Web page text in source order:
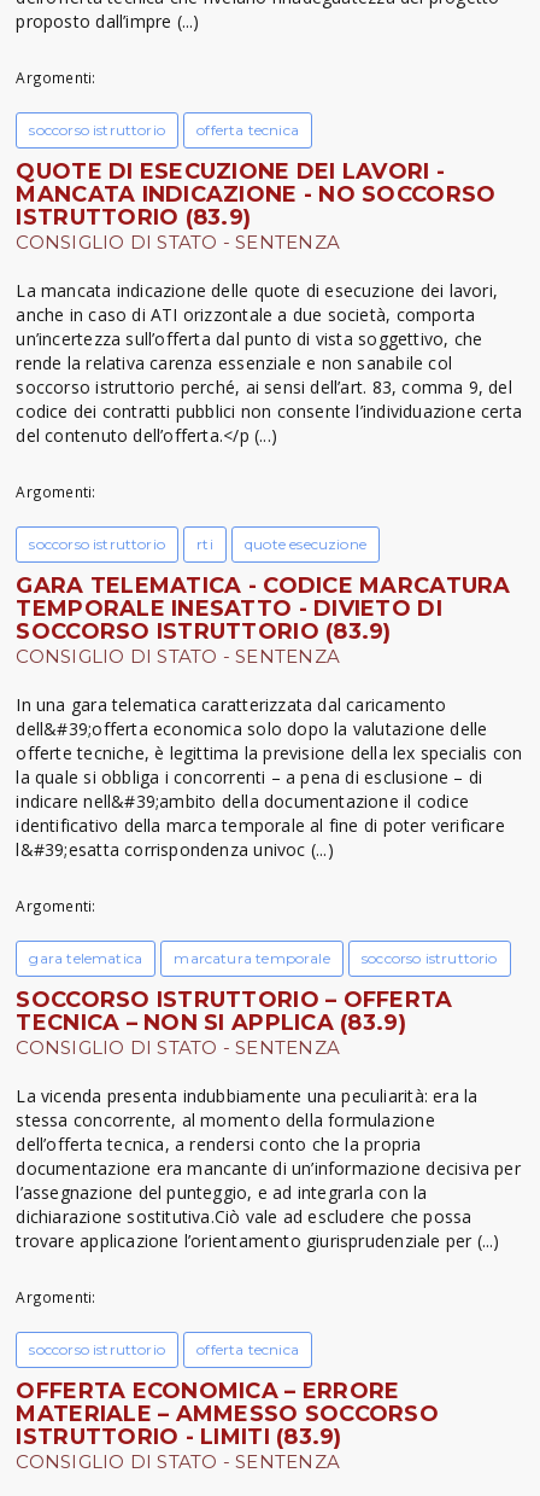
proposto dall’impre (...)
Argomenti:
soccorso istruttorio offerta tecnica
QUOTE DI ESECUZIONE DEI LAVORI -
MANCATA INDICAZIONE - NO SOCCORSO
ISTRUTTORIO (83.9)
CONSIGLIO DI STATO - SENTENZA
La mancata indicazione delle quote di esecuzione dei lavori,
anche in caso di ATI orizzontale a due società, comporta
un’incertezza sull’offerta dal punto di vista soggettivo, che
rende la relativa carenza essenziale e non sanabile col
soccorso istruttorio perché, ai sensi dell’art. 83, comma 9, del
codice dei contratti pubblici non consente l’individuazione certa
del contenuto dell’offerta.</p (...)
Argomenti:
soccorso istruttorio rti quote esecuzione
GARA TELEMATICA - CODICE MARCATURA
TEMPORALE INESATTO - DIVIETO DI
SOCCORSO ISTRUTTORIO (83.9)
CONSIGLIO DI STATO - SENTENZA
In una gara telematica caratterizzata dal caricamento
dell&#39;offerta economica solo dopo la valutazione delle
offerte tecniche, è legittima la previsione della lex specialis con
la quale si obbliga i concorrenti – a pena di esclusione – di
indicare nell&#39;ambito della documentazione il codice
identificativo della marca temporale al fine di poter verificare
l&#39;esatta corrispondenza univoc (...)
Argomenti:
gara telematica marcatura temporale soccorso istruttorio
SOCCORSO ISTRUTTORIO – OFFERTA
TECNICA – NON SI APPLICA (83.9)
CONSIGLIO DI STATO - SENTENZA
La vicenda presenta indubbiamente una peculiarità: era la
stessa concorrente, al momento della formulazione
dell’offerta tecnica, a rendersi conto che la propria
documentazione era mancante di un’informazione decisiva per
l’assegnazione del punteggio, e ad integrarla con la
dichiarazione sostitutiva.Ciò vale ad escludere che possa
trovare applicazione l’orientamento giurisprudenziale per (...)
Argomenti:
soccorso istruttorio offerta tecnica
OFFERTA ECONOMICA – ERRORE
MATERIALE – AMMESSO SOCCORSO
ISTRUTTORIO - LIMITI (83.9)
CONSIGLIO DI STATO - SENTENZA